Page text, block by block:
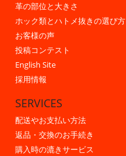
革の部位と大きさ
ホック類とハトメ抜きの選び方
お客様の声
投稿コンテスト
English Site
採用情報
SERVICES
配送やお支払い方法
返品・交換のお手続き
購入時の漉きサービス